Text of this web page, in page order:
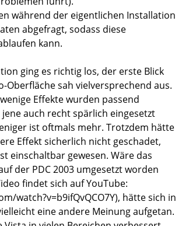
während der eigentlichen Installation
abgefragt, sodass diese
kann.
ging es richtig los, der erste Blick
Oberfläche sah vielversprechend aus.
Effekte wurden passend
auch recht spärlich eingesetzt
ist oftmals mehr. Trotzdem hätte
Effekt sicherlich nicht geschadet,
einschaltbar gewesen. Wäre das
der PDC 2003 umgesetzt worden
findet sich auf YouTube:
watch?v=b9ifQvQCO7Y), hätte sich in
eine andere Meinung aufgetan.